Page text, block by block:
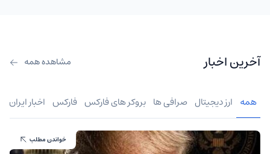
آخرین اخبار مشاهده همه
همه ارز دیجیتال صرافی ها بروکر های فارکس فارکس اخبار ایران
خواندن مطلب